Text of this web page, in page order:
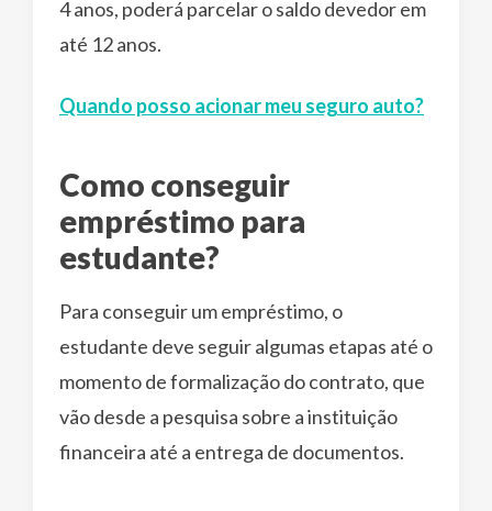
4 anos, poderá parcelar o saldo devedor em
até 12 anos.
Quando posso acionar meu seguro auto?
Como conseguir
empréstimo para
estudante?
Para conseguir um empréstimo, o
estudante deve seguir algumas etapas até o
momento de formalização do contrato, que
vão desde a pesquisa sobre a instituição
financeira até a entrega de documentos.